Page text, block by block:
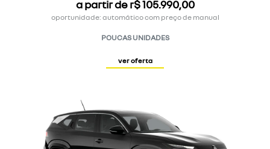
a partir de r$ 105.990,00
oportunidade: automático com preço de manual
POUCAS UNIDADES
ver oferta